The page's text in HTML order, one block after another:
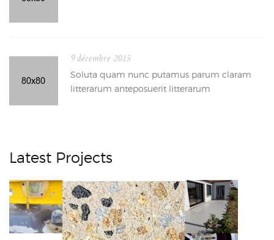
9 décembre 2015
Soluta quam nunc putamus parum claram
litterarum anteposuerit litterarum
Latest Projects